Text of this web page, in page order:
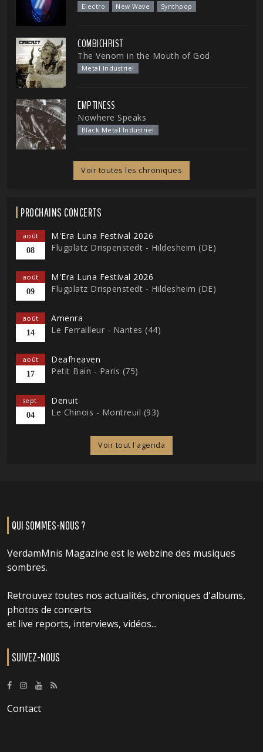
Electro New Wave Synthpop
COMBICHRIST
The Venom in the Mouth of God
Metal Industriel
EMPTINESS
Nowhere Speaks
Black Metal Industriel
Voir toutes les chroniques
PROCHAINS CONCERTS
août
08
M'Era Luna Festival 2026
Flugplatz Drispenstedt - Hildesheim (DE)
août
09
M'Era Luna Festival 2026
Flugplatz Drispenstedt - Hildesheim (DE)
août
14
Amenra
Le Ferrailleur - Nantes (44)
août
17
Deafheaven
Petit Bain - Paris (75)
sept.
04
Denuit
Le Chinois - Montreuil (93)
Voir tout l'agenda
QUI SOMMES-NOUS ?
VerdamMnis Magazine est le webzine des musiques
sombres.
Retrouvez toutes nos actualités, chroniques d'albums,
photos de concerts
et live reports, interviews, vidéos...
SUIVEZ-NOUS
Contact